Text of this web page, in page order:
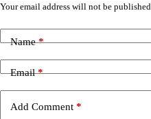
Your email address will not be published.
Name*
Email*
Add Comment *